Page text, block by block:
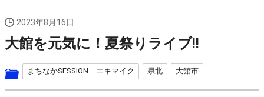
2023年8月16日
大館を元気に！夏祭りライブ!!
まちなかSESSION エキマイク 県北 大館市